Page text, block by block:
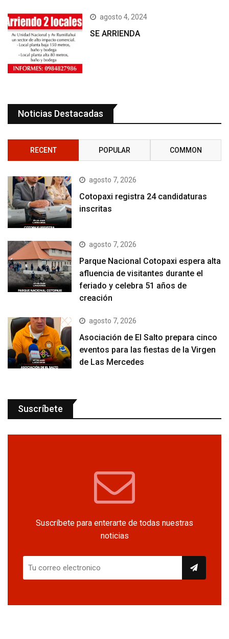
agosto 4, 2024
SE ARRIENDA
Noticias Destacadas
RECENT POPULAR COMMON
agosto 7, 2026
Cotopaxi registra 24 candidaturas
inscritas
agosto 7, 2026
Parque Nacional Cotopaxi espera alta
afluencia de visitantes durante el
feriado y celebra 51 años de
creación
agosto 7, 2026
Asociación de El Salto prepara cinco
eventos para las fiestas de la Virgen
de Las Mercedes
Suscríbete
Suscríbete para enterarte de todas nuestras
noticias